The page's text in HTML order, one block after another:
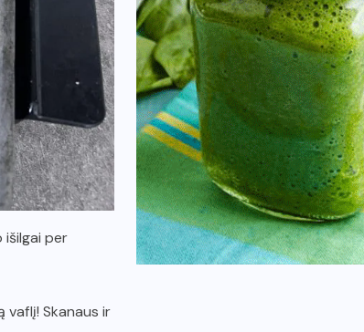
išilgai per
vaflį! Skanaus ir